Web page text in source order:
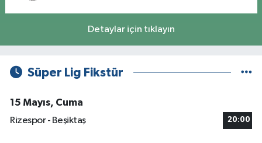
Detaylar için tıklayın
Süper Lig Fikstür
15 Mayıs, Cuma
Rizespor - Beşiktaş
20:00